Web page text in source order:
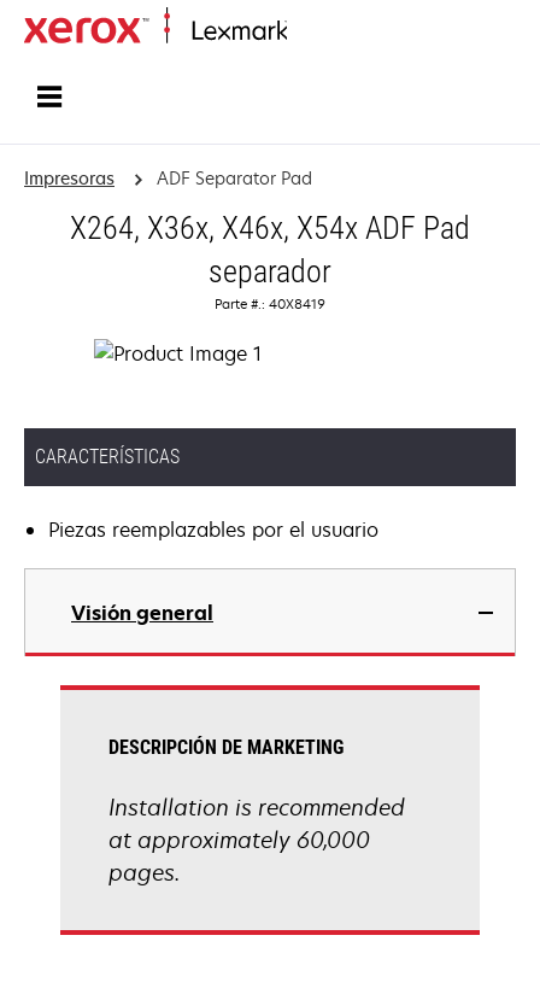
Impresoras ADF Separator Pad
X264, X36x, X46x, X54x ADF Pad
separador
Parte #.: 40X8419
CARACTERÍSTICAS
Piezas reemplazables por el usuario
Visión general
DESCRIPCIÓN DE MARKETING
Installation is recommended
at approximately 60,000
pages.